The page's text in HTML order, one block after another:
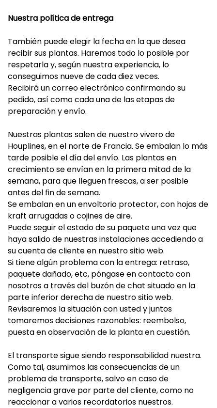
Nuestra política de entrega
También puede elegir la fecha en la que desea
recibir sus plantas. Haremos todo lo posible por
respetarla y, según nuestra experiencia, lo
conseguimos nueve de cada diez veces.
Recibirá un correo electrónico confirmando su
pedido, así como cada una de las etapas de
preparación y envío.
Nuestras plantas salen de nuestro vivero de
Houplines, en el norte de Francia. Se embalan lo más
tarde posible el día del envío. Las plantas en
crecimiento se envían en la primera mitad de la
semana, para que lleguen frescas, a ser posible
antes del fin de semana.
Se embalan en un envoltorio protector, con hojas de
kraft arrugadas o cojines de aire.
Puede seguir el estado de su paquete una vez que
haya salido de nuestras instalaciones accediendo a
su cuenta de cliente en nuestro sitio web.
Si tiene algún problema con la entrega: retraso,
paquete dañado, etc, póngase en contacto con
nosotros a través del buzón de chat situado en la
parte inferior derecha de nuestro sitio web.
Revisaremos la situación con usted y juntos
tomaremos decisiones razonables: reembolso,
puesta en observación de la planta en cuestión.
El transporte sigue siendo responsabilidad nuestra.
Como tal, asumimos las consecuencias de un
problema de transporte, salvo en caso de
negligencia grave por parte del cliente, como no
reaccionar a varios recordatorios nuestros.